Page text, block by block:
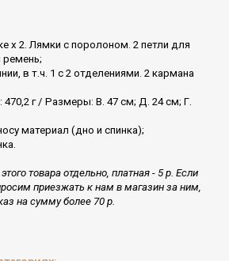
х 2. Лямки с поролоном. 2 петли для
ремень;
в т.ч. 1 с 2 отделениями. 2 кармана
г / Размеры: В. 47 см; Д. 24 см; Г.
материал (дно и спинка);
товара отдельно, платная - 5 р. Если
приезжать к нам в магазин за ним,
на сумму более 70 р.